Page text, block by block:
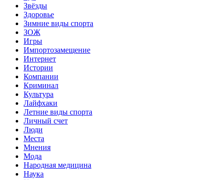
Звёзды
Здоровье
Зимние виды спорта
ЗОЖ
Игры
Импортозамещение
Интернет
Истории
Компании
Криминал
Культура
Лайфхаки
Летние виды спорта
Личный счет
Люди
Места
Мнения
Мода
Народная медицина
Наука